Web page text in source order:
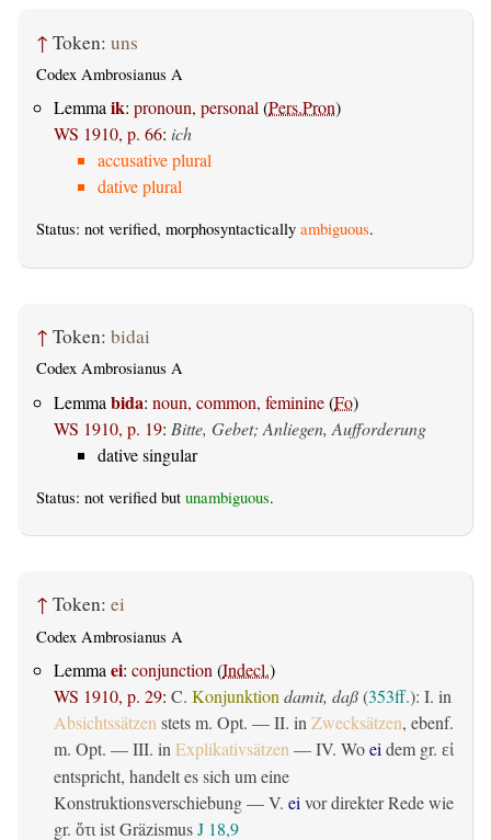
↑ Token: uns
Codex Ambrosianus A
Lemmaik: pronoun, personal(Pers.Pron)
WS 1910, p. 66: ich
accusative plural
dative plural
Status: not verified, morphosyntactically ambiguous.
↑ Token: bidai
Codex Ambrosianus A
Lemma bida: noun, common, feminine(Fo)
WS 1910, p. 19: Bitte, Gebet; Anliegen, Aufforderung
dative singular
Status: not verified but unambiguous.
↑ Token: ei
Codex Ambrosianus A
Lemma ei: conjunction (Indecl.)
WS 1910, p. 29: C. Konjunktion damit, daß(353ff.): I. in
Absichtssätzen stets m. Opt. — II. in Zwecksätzen, ebenf.
m. Opt. — III. in Explikativsätzen — IV. Woei dem gr. εἰ
entspricht, handelt es sich um eine
Konstruktionsverschiebung — V. ei vor direkter Rede wie
gr. ὅτι ist GräzismusJ 18,9